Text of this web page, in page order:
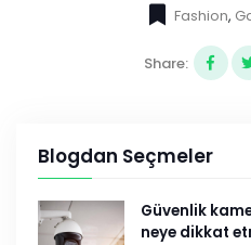
Fashion,
Share:
Blogdan Seçmeler
Güvenlik
neye dikkat